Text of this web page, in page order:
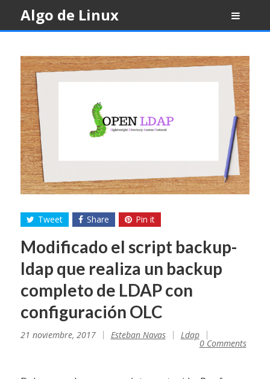
content
Algo de Linux
Tweet Share Pin it
Modificado el script backup-
ldap que realiza un backup
completo de LDAP con
configuración OLC
21 noviembre, 2017 Esteban Navas Ldap
0 Comments